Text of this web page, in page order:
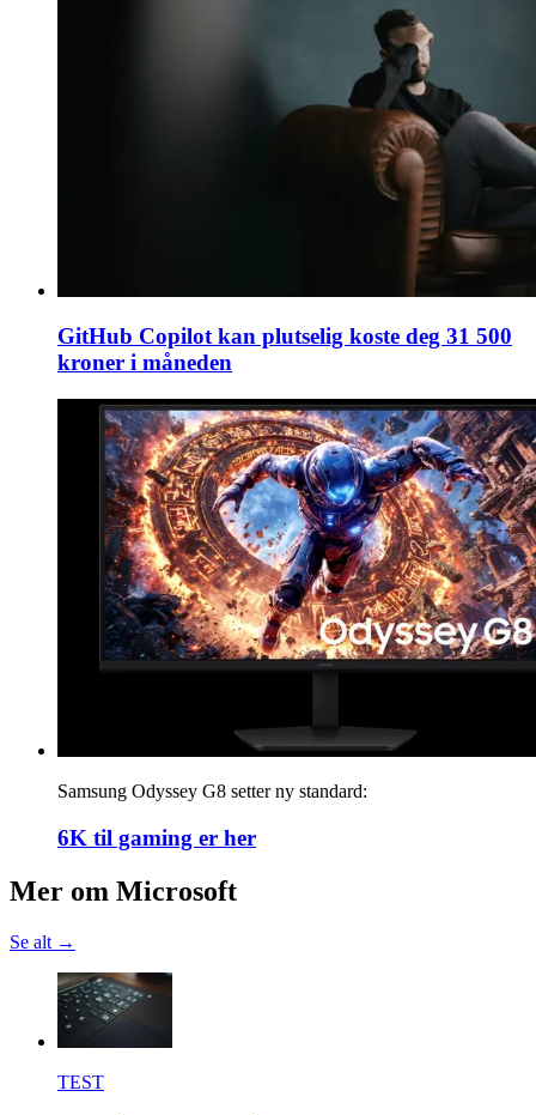
GitHub Copilot kan plutselig koste deg 31 500
kroner i måneden
Samsung Odyssey G8 setter ny standard:
6K til gaming er her
Mer om Microsoft
Se alt →
TEST